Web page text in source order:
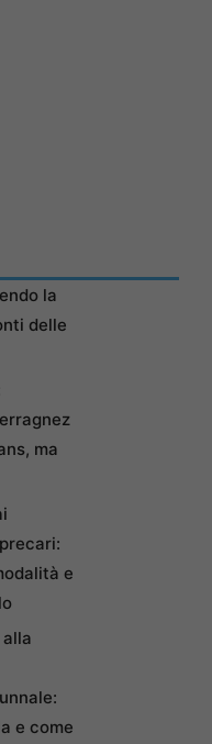
la
delle
ma
e
e come